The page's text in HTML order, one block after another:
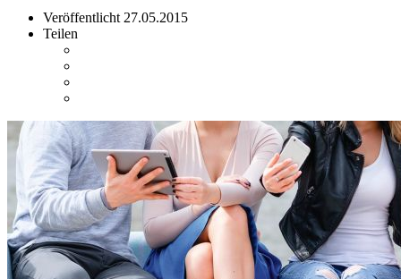
Veröffentlicht 27.05.2015
Teilen